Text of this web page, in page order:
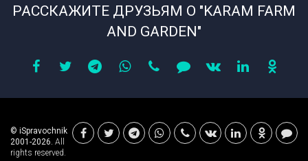
РАССКАЖИТЕ ДРУЗЬЯМ О "KARAM FARM
AND GARDEN"
© iSpravochnik
2001-2026. All
rights reserved.